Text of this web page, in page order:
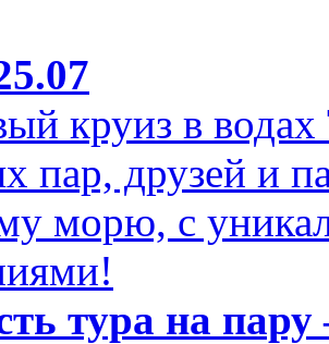
круиз в
пар, друзей и
морю, с
тура на пару